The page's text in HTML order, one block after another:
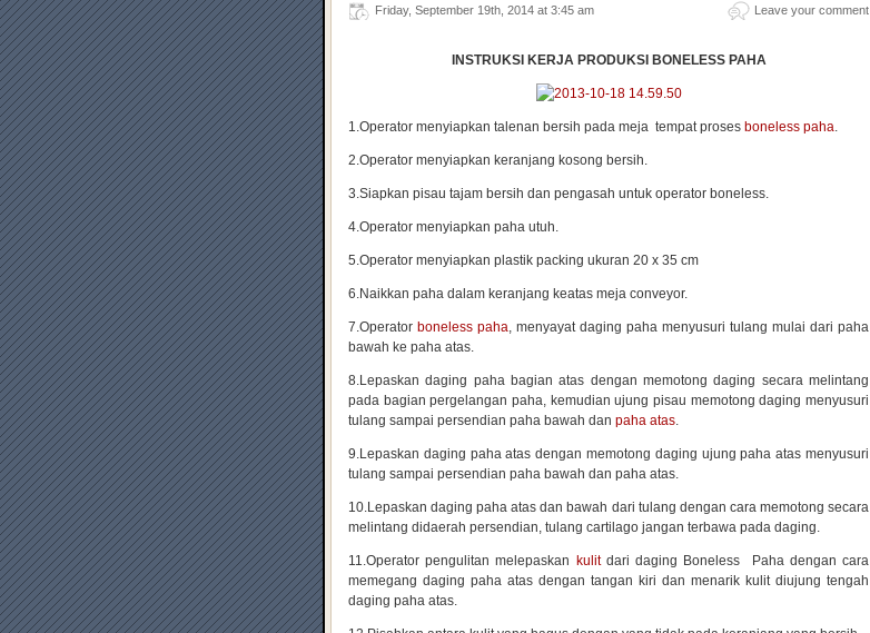
Friday, September 19th, 2014 at 3:45 am Leave your comment
INSTRUKSI KERJA PRODUKSI BONELESS PAHA
1.Operator menyiapkan talenan bersih pada meja tempat proses boneless paha.
2.Operator menyiapkan keranjang kosong bersih.
3.Siapkan pisau tajam bersih dan pengasah untuk operator boneless.
4.Operator menyiapkan paha utuh.
5.Operator menyiapkan plastik packing ukuran 20 x 35 cm
6.Naikkan paha dalam keranjang keatas meja conveyor.
7.Operator boneless paha, menyayat daging paha menyusuri tulang mulai dari paha
bawah ke paha atas.
8.Lepaskan daging paha bagian atas dengan memotong daging secara melintang
pada bagian pergelangan paha, kemudian ujung pisau memotong daging menyusuri
tulang sampai persendian paha bawah dan paha atas.
9.Lepaskan daging paha atas dengan memotong daging ujung paha atas menyusuri
tulang sampai persendian paha bawah dan paha atas.
10.Lepaskan daging paha atas dan bawah dari tulang dengan cara memotong secara
melintang didaerah persendian, tulang cartilago jangan terbawa pada daging.
11.Operator pengulitan melepaskan kulitdari daging Boneless Paha dengan cara
memegang daging paha atas dengan tangan kiri dan menarik kulit diujung tengah
daging paha atas.